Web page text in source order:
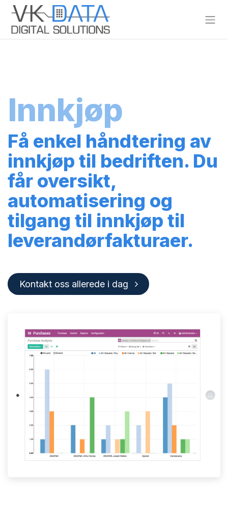
Skip to Content
Innkjøp
Få enkel håndtering av
innkjøp til bedriften. Du
får oversikt,
automatisering og
tilgang til innkjøp til
leverandørfakturaer.
Kontakt oss allerede i dag